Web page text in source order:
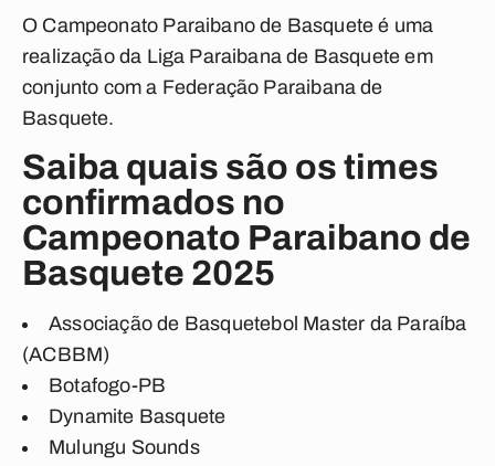
O Campeonato Paraibano de Basquete é uma
realização da Liga Paraibana de Basquete em
conjunto com a Federação Paraibana de
Basquete.
Saiba quais são os times
confirmados no
Campeonato Paraibano de
Basquete 2025
Associação de Basquetebol Master da Paraíba
(ACBBM)
Botafogo-PB
Dynamite Basquete
Mulungu Sounds